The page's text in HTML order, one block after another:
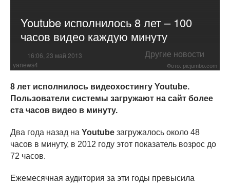
Youtube исполнилось 8 лет – 100
часов видео каждую минуту
16:06, 23 май 2013 Другие новости
yanews4 Фото: picjumbo.com
8 лет исполнилось видеохостингу Youtube.
Пользователи системы загружают на сайт более
ста часов видео в минуту.
Два года назад на Youtube загружалось около 48
часов в минуту, в 2012 году этот показатель возрос до
72 часов.
Ежемесячная аудитория за эти годы превысила